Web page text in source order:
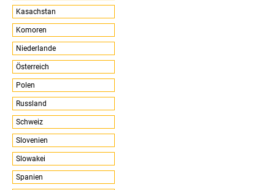
Kasachstan
Komoren
Niederlande
Österreich
Polen
Russland
Schweiz
Slovenien
Slowakei
Spanien